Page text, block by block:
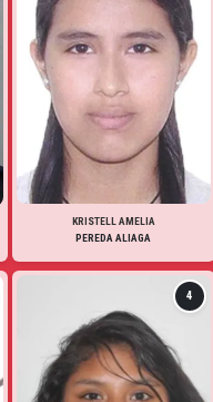
KRISTELL AMELIA
PEREDA ALIAGA
4